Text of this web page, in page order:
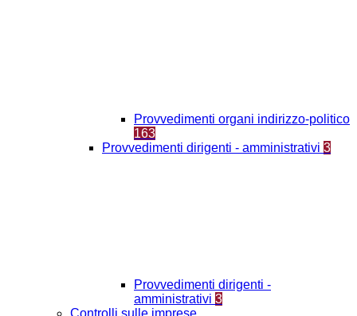
Provvedimenti organi indirizzo-politico
163
Provvedimenti dirigenti - amministrativi 3
Provvedimenti dirigenti -
amministrativi 3